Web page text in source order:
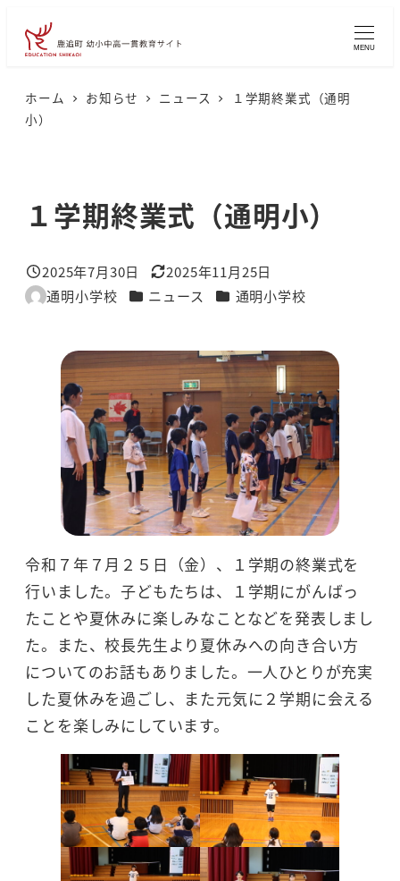
MENU
ホーム お知らせ ニュース
１学期終業式（通明
小）
１学期終業式（通明小）
投稿日
2025年7月30日
更新日
2025年11月25日
著
通明小学校 カテゴリー
ニュース カテゴリー
通明小学校
令和７年７月２５日（金）、１学期の終業式を
行いました。子どもたちは、１学期にがんばっ
たことや夏休みに楽しみなことなどを発表しまし
た。また、校長先生より夏休みへの向き合い方
についてのお話もありました。一人ひとりが充実
した夏休みを過ごし、また元気に２学期に会える
ことを楽しみにしています。